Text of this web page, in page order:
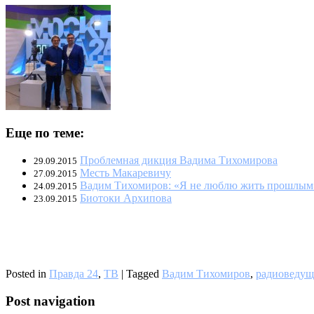
Еще по теме:
29.09.2015 Проблемная дикция Вадима Тихомирова
27.09.2015 Месть Макаревичу
24.09.2015 Вадим Тихомиров: «Я не люблю жить
23.09.2015 Биотоки Архипова
Posted in Правда 24, ТВ | Tagged Вадим Тихомиров,
Post navigation